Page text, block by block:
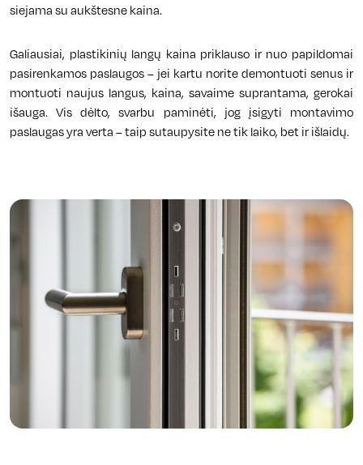
siejama su aukštesne kaina.
Galiausiai, plastikinių langų kaina priklauso ir nuo papildomai
pasirenkamos paslaugos – jei kartu norite demontuoti senus ir
montuoti naujus langus, kaina, savaime suprantama, gerokai
išauga. Vis dėlto, svarbu paminėti, jog įsigyti montavimo
paslaugas yra verta – taip sutaupysite ne tik laiko, bet ir išlaidų.